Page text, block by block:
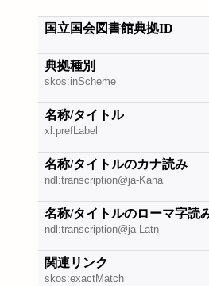
国立国会図書館典拠ID
典拠種別
skos:inScheme
名称/タイトル
xl:prefLabel
名称/タイトルのカナ読み
ndl:transcription@ja-Kana
名称/タイトルのローマ字読
ndl:transcription@ja-Latn
関連リンク
skos:exactMatch